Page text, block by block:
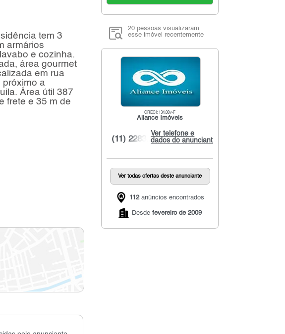
tem 3
armários
e cozinha.
área gourmet
em rua
próximo a
Área útil 387
frete e 35 m de
20 pessoas visualizaram
esse imóvel recentemente
CRECI: 134.087-F
Aliance Imóveis
Ver telefone e
dados do anunciante
(11) 2283...
Ver todas ofertas deste anunciante
112anúncios encontrados
Desdefevereiro de 2009